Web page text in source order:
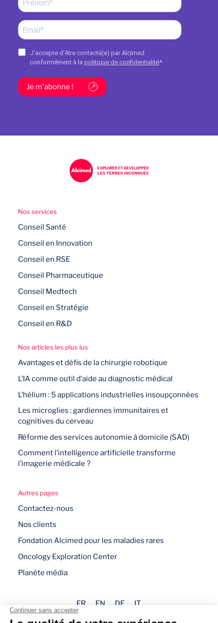
J'accepte d'être contacté(e) par Alcimed
conformément à la politique de confidentialité*
Je m'abonne !
Nos services
Conseil Santé
Conseil en Innovation
Conseil en RSE
Conseil Pharmaceutique
Conseil Medtech
Conseil en Stratégie
Conseil en R&D
Nos articles les plus lus
Avantages et défis de la chirurgie robotique
L’IA comme outil d’aide au diagnostic médical
L’hélium : 5 applications industrielles insoupçonnées
Les microglies : gardiennes immunitaires et
cognitives du cerveau
Réforme des services autonomie à domicile (SAD)
Comment l’intelligence artificielle transforme
l’imagerie médicale ?
Autres pages
Contactez-nous
Nos clients
Fondation Alcimed pour les maladies rares
Oncology Exploration Center
Planète média
FR EN DE IT